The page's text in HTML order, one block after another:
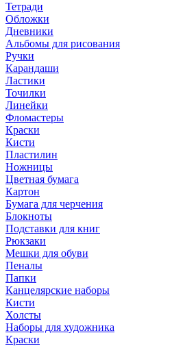
Тетради
Обложки
Дневники
Альбомы для рисования
Ручки
Карандаши
Ластики
Точилки
Линейки
Фломастеры
Краски
Кисти
Пластилин
Ножницы
Цветная бумага
Картон
Бумага для черчения
Блокноты
Подставки для книг
Рюкзаки
Мешки для обуви
Пеналы
Папки
Канцелярские наборы
Кисти
Холсты
Наборы для художника
Краски